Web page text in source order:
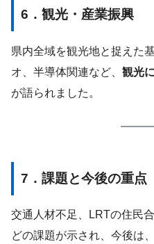
6．観光・産業振興
県内全域を観光地と捉えた
オ、半導体関連など、 観光
が語られました。
7．課題と今後の重点
交通人材不足、LRTの住民
どの課題が示され、今後は、